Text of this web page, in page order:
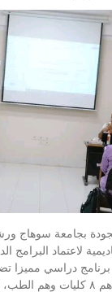
بجامعة سوهاج
لاعتماد
الأهلية” وعددهم ٤٠ برنامج
سوهاج الاهليه وعددهم ٨